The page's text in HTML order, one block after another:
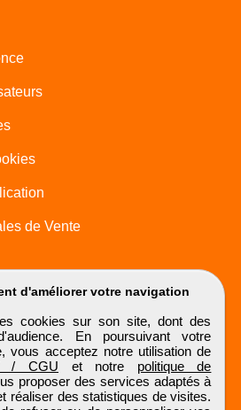
d'améliorer votre navigation
cookies sur son site, dont des
En poursuivant votre
vous acceptez notre utilisation de
/ CGU et notre politique de
proposer des services adaptés à
réaliser des statistiques de visites.
de Vente